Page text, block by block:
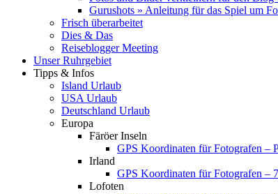
Gurushots » Anleitung für das Spiel um
Frisch überarbeitet
Dies & Das
Reiseblogger Meeting
Unser Ruhrgebiet
Tipps & Infos
Island Urlaub
USA Urlaub
Deutschland Urlaub
Europa
Färöer Inseln
GPS Koordinaten für Fotografen –
Irland
GPS Koordinaten für Fotografen –
Lofoten